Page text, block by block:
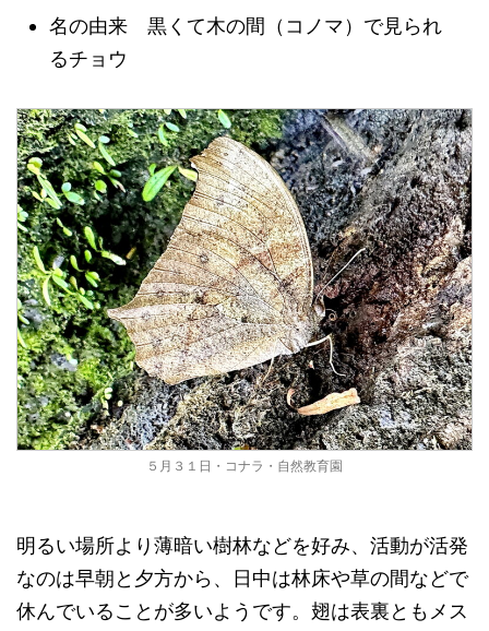
名の由来 黒くて木の間（コノマ）で見られ
るチョウ
５月３１日・コナラ・自然教育園
明るい場所より薄暗い樹林などを好み、活動が活発
なのは早朝と夕方から、日中は林床や草の間などで
休んでいることが多いようです。翅は表裏ともメス